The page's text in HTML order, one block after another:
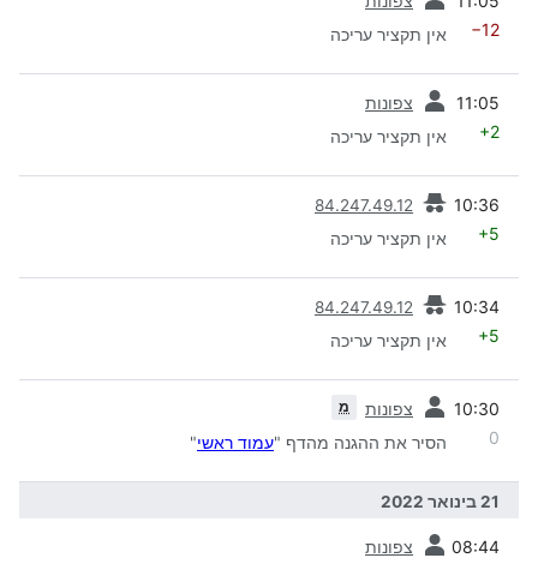
−12 אין תקציר עריכה
11:05 צפונות
+2 אין תקציר עריכה
10:36
84.247.49.12
+5 אין תקציר עריכה
10:34
84.247.49.12
+5 אין תקציר עריכה
10:30 צפונות מ
0 הסיר את ההגנה מהדף "עמוד ראשי"
21 בינואר 2022
08:44 צפונות